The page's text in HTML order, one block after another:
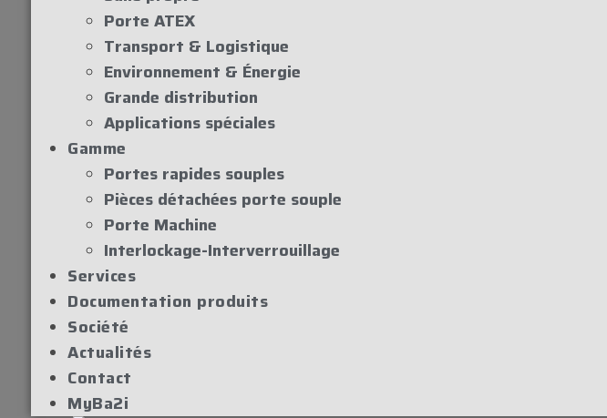
Porte ATEX
Transport & Logistique
Environnement & Énergie
Grande distribution
Applications spéciales
Gamme
Portes rapides souples
Pièces détachées porte souple
Porte Machine
Interlockage-Interverrouillage
Services
Documentation produits
Société
Actualités
Contact
MyBa2i